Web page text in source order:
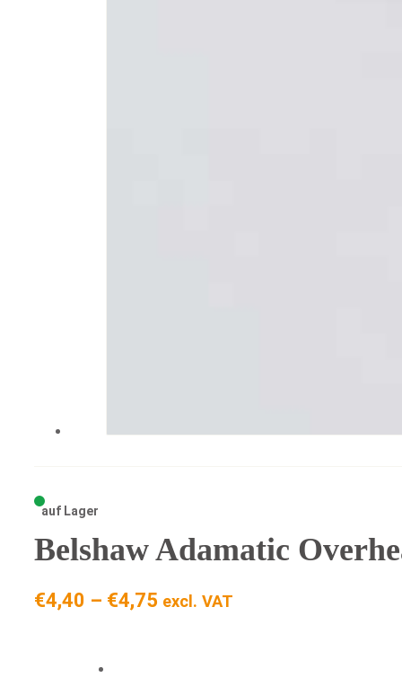
auf Lager
Belshaw Adamatic
€4,40 – €4,75 Preisspanne:
excl. VAT